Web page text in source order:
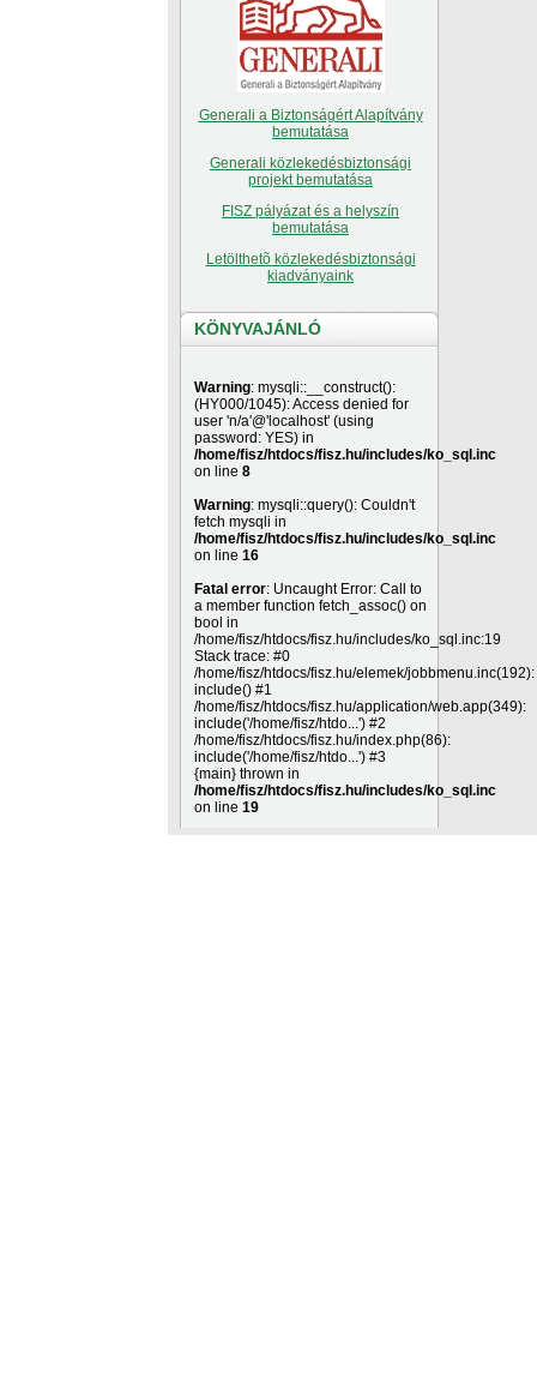
Generali a Biztonságért Alapítvány
bemutatása
Generali közlekedésbiztonsági
projekt bemutatása
FISZ pályázat és a helyszín
bemutatása
Letölthetõ közlekedésbiztonsági
kiadványaink
KÖNYVAJÁNLÓ
Warning: mysqli::__construct():
(HY000/1045): Access denied for
user 'n/a'@'localhost' (using
password: YES) in
/home/fisz/htdocs/fisz.hu/includes/ko_sql.inc
on line 8
Warning: mysqli::query(): Couldn't
fetch mysqli in
/home/fisz/htdocs/fisz.hu/includes/ko_sql.inc
on line 16
Fatal error: Uncaught Error: Call to
a member function fetch_assoc() on
bool in
/home/fisz/htdocs/fisz.hu/includes/ko_sql.inc:19
Stack trace: #0
/home/fisz/htdocs/fisz.hu/elemek/jobbmenu.inc(192):
include() #1
/home/fisz/htdocs/fisz.hu/application/web.app(349):
include('/home/fisz/htdo...') #2
/home/fisz/htdocs/fisz.hu/index.php(86):
include('/home/fisz/htdo...') #3
{main} thrown in
/home/fisz/htdocs/fisz.hu/includes/ko_sql.inc
on line 19